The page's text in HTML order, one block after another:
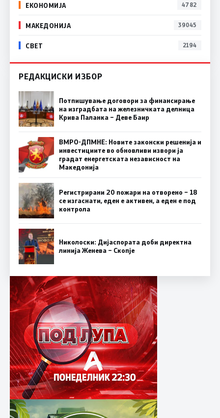
ЕКОНОМИЈА 4782
МАКЕДОНИЈА 39045
СВЕТ 2194
РЕДАКЦИСКИ ИЗБОР
Потпишување договори за финансирање
на изградбата на железничката делница
Крива Паланка – Деве Баир
ВМРО-ДПМНЕ: Новите законски решенија и
инвестициите во обновливи извори ја
градат енергетската независност на
Македонија
Регистрирани 20 пожари на отворено – 18
се изгаснати, еден е активен, а еден е под
контрола
Николоски: Дијаспората доби директна
линија Женева – Скопје